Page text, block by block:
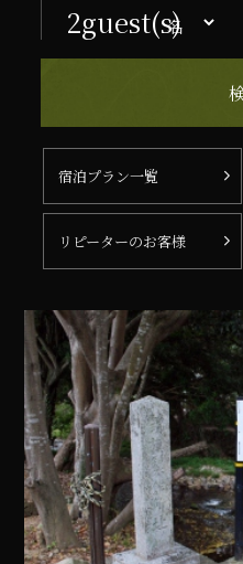
名
宿泊プラン一覧
リピーターのお客様